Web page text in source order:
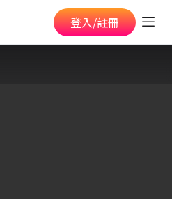
登入/註冊